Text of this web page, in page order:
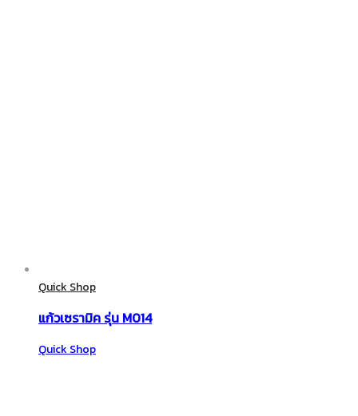
Quick Shop
แก้วเซรามิค รุ่น M014
Quick Shop